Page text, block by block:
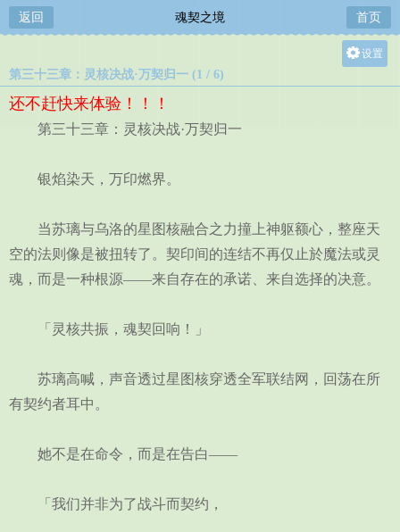
返回 魂契之境 首页
设置
第三十三章：灵核决战·万契归一 (1 / 6)
还不赶快来体验！！！
第三十三章：灵核决战·万契归一
银焰染天，万印燃界。
当苏璃与乌洛的星图核融合之力撞上神躯额心，整座天
空的法则像是被扭转了。契印间的连结不再仅止於魔法或灵
魂，而是一种根源——来自存在的承诺、来自选择的决意。
「灵核共振，魂契回响！」
苏璃高喊，声音透过星图核穿透全军联结网，回荡在所
有契约者耳中。
她不是在命令，而是在告白——
「我们并非为了战斗而契约，